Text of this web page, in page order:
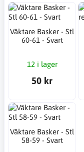
Väktare Basker - Stl
60-61 - Svart
12 i lager
50 kr
Väktare Basker - Stl
58-59 - Svart